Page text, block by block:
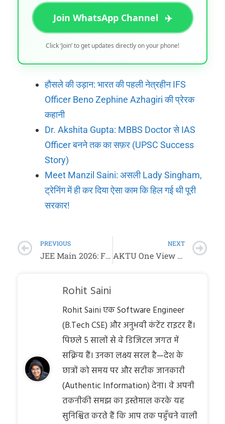
Join WhatsApp Channel ✈️
Click ‘Join’ to get updates directly on your phone!
हौसले की उड़ान: भारत की पहली नेत्रहीन IFS
Officer Beno Zephine Azhagiri की प्रेरक
कहानी
Dr. Akshita Gupta: MBBS Doctor से IAS
Officer बनने तक का सफ़र (UPSC Success
Story)
Meet Manzil Saini: असली Lady Singham,
ट्रेनिंग में ही कर दिया ऐसा काम कि हिल गई थी पूरी
सरकार!
PREVIOUS
JEE Main 2026: Final Answer Key जारी! 🚨 Result बस आने ही वाला है
NEXT
AKTU One View Result 2026 Declared (Direct Link) – B.Tech & MBA Marksheet
Rohit Saini
Rohit Saini एक Software Engineer
(B.Tech CSE) और अनुभवी कंटेंट राइटर हैं।
पिछले 5 सालों से वे डिजिटल जगत में
सक्रिय हैं। उनका लक्ष्य सरल है—देश के
छात्रों को समय पर और सटीक जानकारी
(Authentic Information) देना। वे अपनी
तकनीकी समझ का इस्तेमाल करके यह
सुनिश्चित करते हैं कि आप तक पहुँचने वाली